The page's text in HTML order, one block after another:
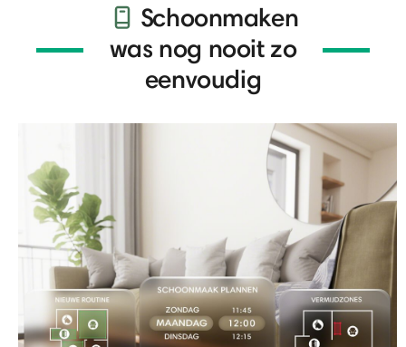
Schoonmaken
was nog nooit zo
eenvoudig